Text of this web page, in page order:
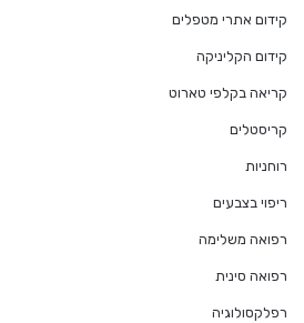
קידום אתרי מטפלים
קידום הקליניקה
קריאה בקלפי טארוט
קריסטלים
רוחניות
ריפוי בצבעים
רפואה משלימה
רפואה סינית
רפלקסולוגיה